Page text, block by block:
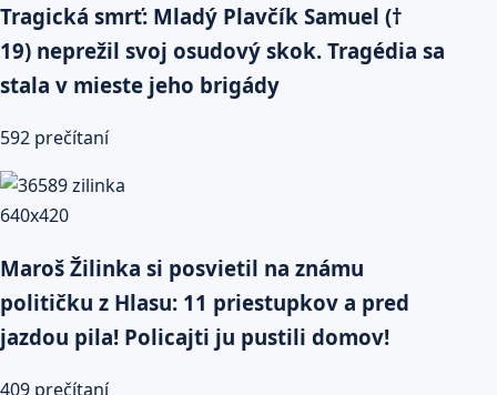
Tragická smrť: Mladý Plavčík Samuel (†
19) neprežil svoj osudový skok. Tragédia sa
stala v mieste jeho brigády
592 prečítaní
Maroš Žilinka si posvietil na známu
političku z Hlasu: 11 priestupkov a pred
jazdou pila! Policajti ju pustili domov!
409 prečítaní